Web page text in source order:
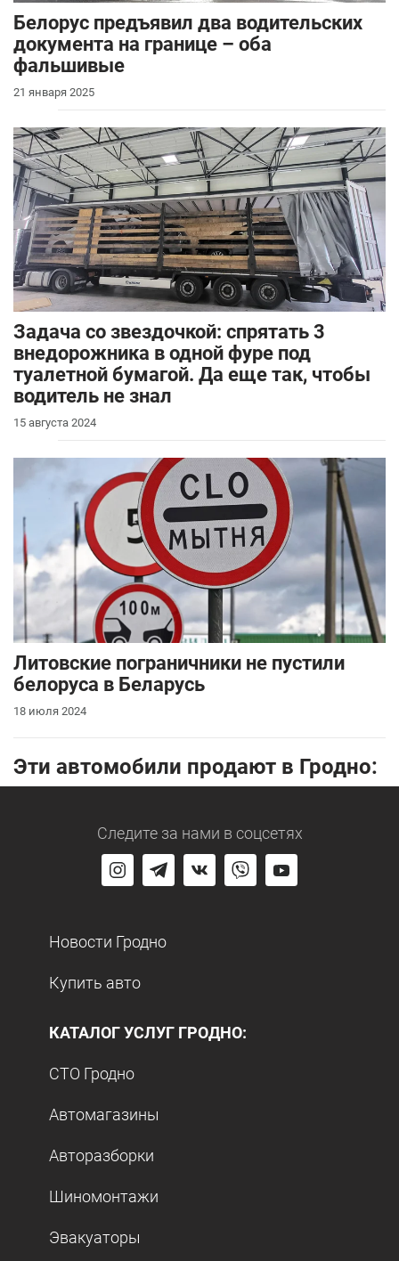
Белорус предъявил два водительских
документа на границе – оба
фальшивые
21 января 2025
Задача со звездочкой: спрятать 3
внедорожника в одной фуре под
туалетной бумагой. Да еще так, чтобы
водитель не знал
15 августа 2024
Литовские пограничники не пустили
белоруса в Беларусь
18 июля 2024
Эти автомобили продают в Гродно:
Следите за нами в соцсетях
Новости Гродно
Купить авто
КАТАЛОГ УСЛУГ ГРОДНО:
СТО Гродно
Автомагазины
Авторазборки
Шиномонтажи
Эвакуаторы